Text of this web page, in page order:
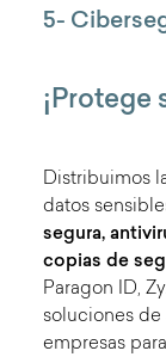
5-
¡Protege
Distribuimos
datos
segura,
copias de
Paragon ID,
soluciones
empresas